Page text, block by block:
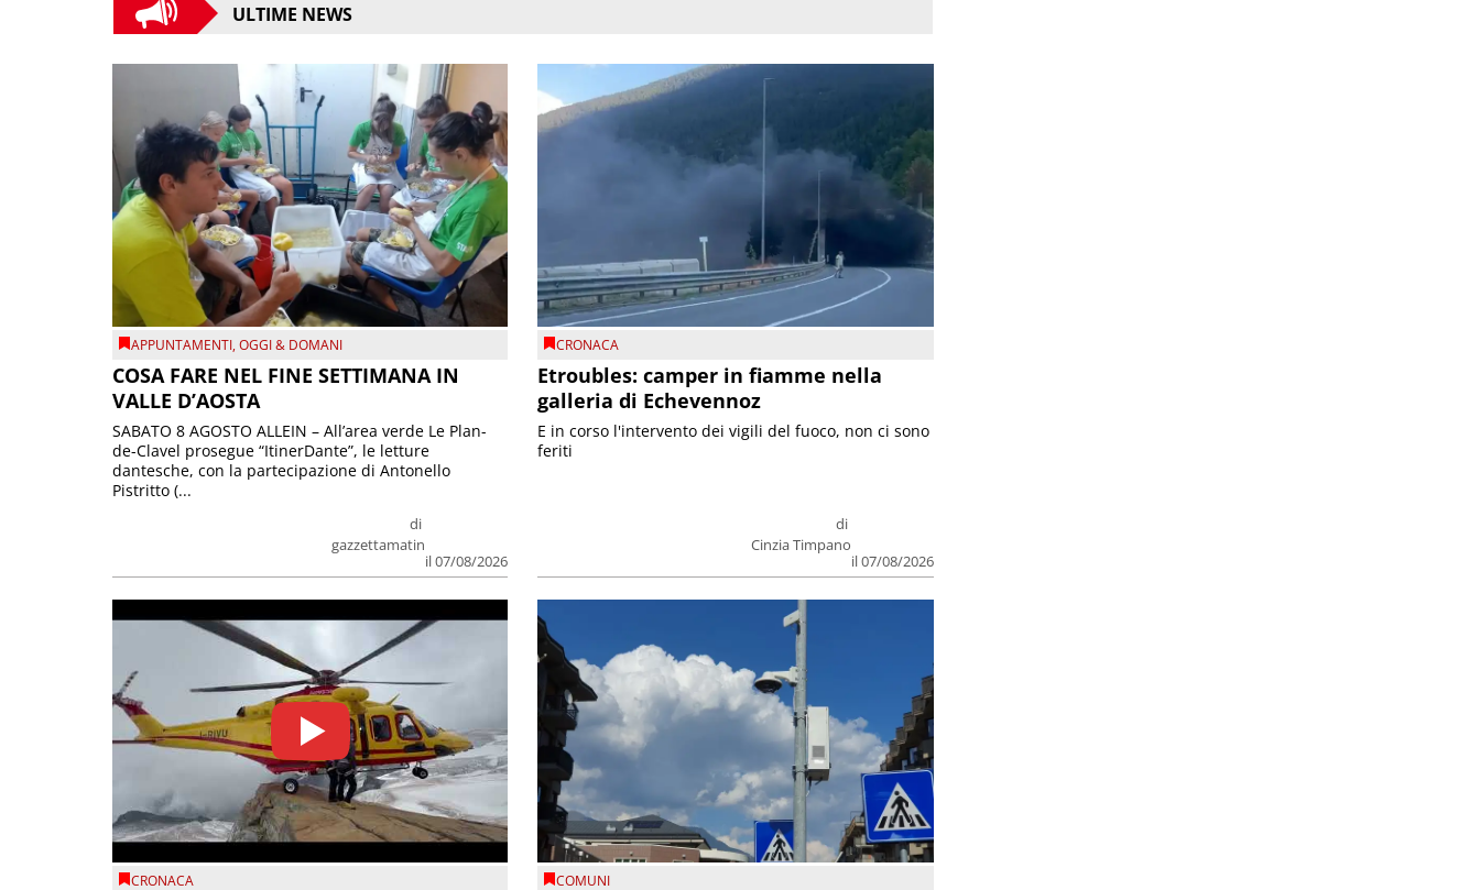
ULTIME NEWS
APPUNTAMENTI,OGGI & DOMANI
COSA FARE NEL FINE SETTIMANA IN
VALLE D’AOSTA
di
gazzettamatin
il 07/08/2026
SABATO 8 AGOSTO ALLEIN – All’area verde Le Plan-
de-Clavel prosegue “ItinerDante”, le letture
dantesche, con la partecipazione di Antonello
Pistritto (...
CRONACA
Etroubles: camper in fiamme nella
galleria di Echevennoz
di
Cinzia Timpano
il 07/08/2026
E in corso l'intervento dei vigili del fuoco, non ci sono
feriti
CRONACA COMUNI